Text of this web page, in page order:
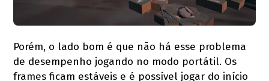
Porém, o lado bom é que não há esse problema
de desempenho jogando no modo portátil. Os
frames ficam estáveis e é possível jogar do início